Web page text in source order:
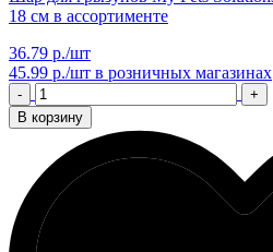
18 см в ассортименте
36.79 р./шт
45.99 р./шт в розничных магазинах
-
+
В корзину